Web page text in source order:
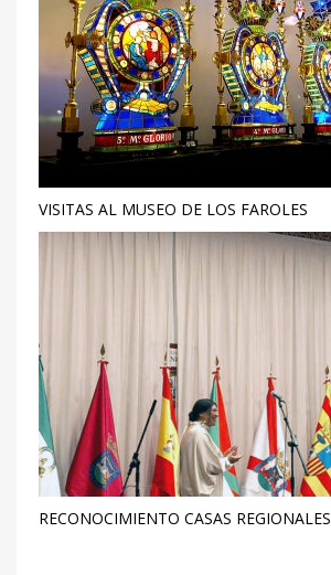
VISITAS AL MUSEO DE LOS FAROLES
RECONOCIMIENTO CASAS REGIONALES